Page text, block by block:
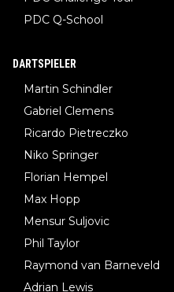
PDC Q-School
DARTSPIELER
Martin Schindler
Gabriel Clemens
Ricardo Pietreczko
Niko Springer
Florian Hempel
Max Hopp
Mensur Suljovic
Phil Taylor
Raymond van Barneveld
Adrian Lewis